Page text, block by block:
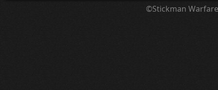
©Stickman Warfare